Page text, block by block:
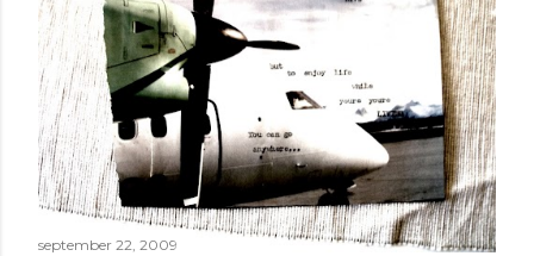
september 22, 2009